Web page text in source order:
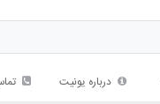
درباره یونیت